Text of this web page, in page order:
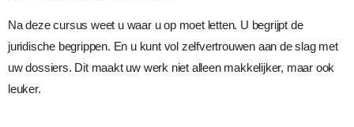
Na deze cursus weet u waar u op moet letten. U begrijpt de
juridische begrippen. En u kunt vol zelfvertrouwen aan de slag met
uw dossiers. Dit maakt uw werk niet alleen makkelijker, maar ook
leuker.